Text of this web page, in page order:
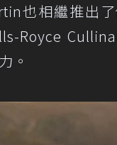
也相繼推出
Royce
。